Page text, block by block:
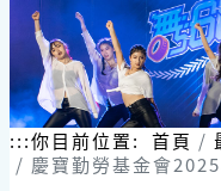
:::你目前位置: 首頁
慶寶勤勞基金會